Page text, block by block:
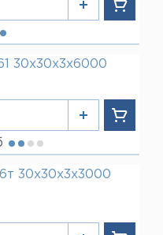
30х30х3х6000
30х30х3х3000